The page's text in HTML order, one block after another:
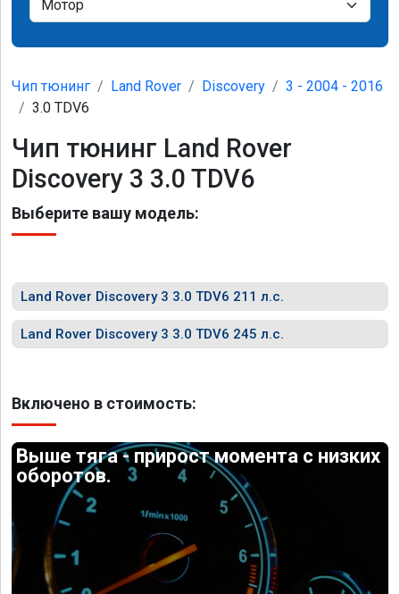
Чип тюнинг Land Rover Discovery
3 - 2004 - 2016
3.0 TDV6
Чип тюнинг Land Rover
Discovery 3 3.0 TDV6
Выберите вашу модель:
Land Rover Discovery 3 3.0 TDV6 211 л.с.
Land Rover Discovery 3 3.0 TDV6 245 л.с.
Включено в стоимость:
Выше тяга - прирост момента с низких
оборотов.